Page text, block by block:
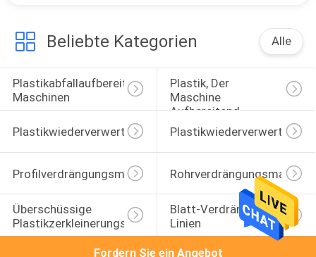
Beliebte Kategorien Alle
Plastikabfallaufbereitungs-
Maschinen
Plastik, Der
Maschine
Aufbereitend
Pelletisiert
Plastikwiederverwertungsgranulierermaschine
Profilverdrängungsmaschine
Überschüssige
Plastikzerkleinerungsmaschine
Blatt-Verdrängungs-
Linien
Fordern Sie ein Angebot